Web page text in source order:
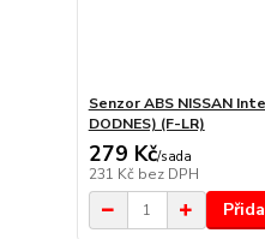
Senzor ABS NISSAN
DODNES) (F-LR)
279 Kč/sada
231 Kč bez DPH